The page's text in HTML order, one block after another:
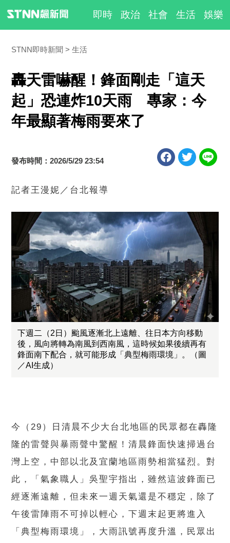
即時 政治 社會 生活 娛樂
STNN即時新聞 生活
轟天雷嚇醒！鋒面剛走「這天
起」恐連炸10天雨 專家：今
年最顯著梅雨要來了
發布時間：2026/5/29 23:54
記者王漫妮／台北報導
下週二（2日）颱風逐漸北上遠離、往日本方向移動
後，風向將轉為南風到西南風，這時候如果後續再有
鋒面南下配合，就可能形成「典型梅雨環境」。（圖
／AI生成）
今（29）日清晨不少大台北地區的民眾都在轟隆
隆的雷聲與暴雨聲中驚醒！清晨鋒面快速掃過台
灣上空，中部以北及宜蘭地區雨勢相當猛烈。對
此，「氣象職人」吳聖宇指出，雖然這波鋒面已
經逐漸遠離，但未來一週天氣還是不穩定，除了
午後雷陣雨不可掉以輕心，下週末起更將進入
「典型梅雨環境」，大雨訊號再度升溫，民眾出